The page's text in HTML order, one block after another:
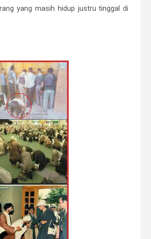
yang masih hidup justru tinggal di